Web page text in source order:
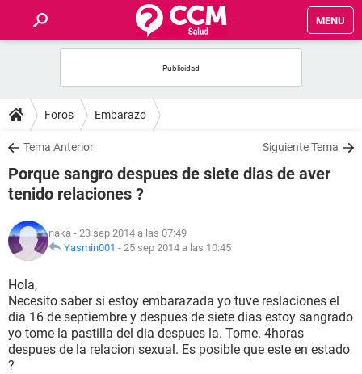
MENU
FOROS
SALUD
FAMILIA
NUTRICIÓN
SEXUALIDAD
GLOSARIO
Foros Embarazo
Tema Anterior Siguiente Tema
Porque sangro despues de siete dias de aver
tenido relaciones ?
naka - 23 sep 2014 a las 07:49
Yasmin001 - 25 sep 2014 a las 10:45
Hola,
Necesito saber si estoy embarazada yo tuve reslaciones el
dia 16 de septiembre y despues de siete dias estoy sangrado
yo tome la pastilla del dia despues la. Tome. 4horas
despues de la relacion sexual. Es posible que este en estado
?